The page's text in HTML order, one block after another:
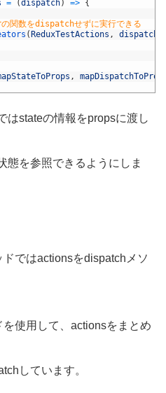
= (dispatch) => {
数をdispatchせずに実行できる
( ReduxTestActions , dispatch
,
はstateの情報をpropsに渡し
態を参照できるようにしま
ではactionsをdispatchメソ
使用して、actionsをまとめ
しています。